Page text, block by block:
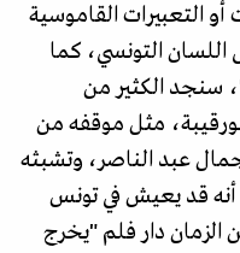
التعبيرات القاموسية
اللسان التونسي، كما
سنجد الكثير من
بورقيبة، مثل موقفه من
جمال عبد الناصر، وتشبثه
أنه قد يعيش في تونس
دار فلم "يخرج